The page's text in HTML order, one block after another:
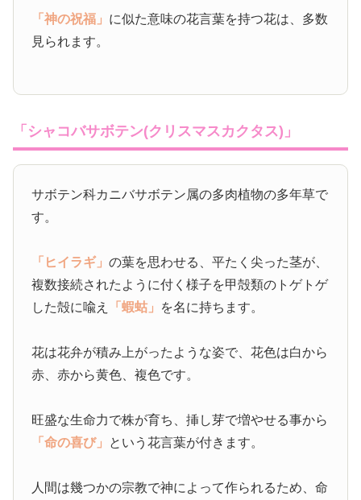
「神の祝福」 に似た意味の花言葉を持つ花は、多数
見られます。
「シャコバサボテン(クリスマスカクタス)」
サボテン科カニバサボテン属の多肉植物の多年草で
す。
「ヒイラギ」の葉を思わせる、平たく尖った茎が、
複数接続されたように付く様子を甲殻類のトゲトゲ
した殻に喩え
「蝦蛄」 を名に持ちます。
花は花弁が積み上がったような姿で、花色は白から
赤、赤から黄色、複色です。
旺盛な生命力で株が育ち、挿し芽で増やせる事から
「命の喜び」 という花言葉が付きます。
人間は幾つかの宗教で神によって作られるため、命